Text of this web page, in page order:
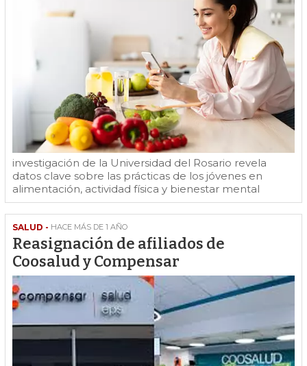
investigación de la Universidad del Rosario revela
datos clave sobre las prácticas de los jóvenes en
alimentación, actividad física y bienestar mental
SALUD - HACE MÁS DE 1 AÑO
Reasignación de afiliados de
Coosalud y Compensar